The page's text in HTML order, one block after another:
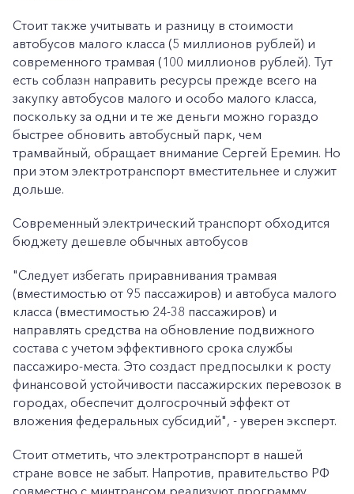
Стоит также учитывать и разницу в стоимости
автобусов малого класса (5 миллионов рублей) и
современного трамвая (100 миллионов рублей). Тут
есть соблазн направить ресурсы прежде всего на
закупку автобусов малого и особо малого класса,
поскольку за одни и те же деньги можно гораздо
быстрее обновить автобусный парк, чем
трамвайный, обращает внимание Сергей Еремин. Но
при этом электротранспорт вместительнее и служит
дольше.
Cовременный электрический транспорт обходится
бюджету дешевле обычных автобусов
"Следует избегать приравнивания трамвая
(вместимостью от 95 пассажиров) и автобуса малого
класса (вместимостью 24-38 пассажиров) и
направлять средства на обновление подвижного
состава с учетом эффективного срока службы
пассажиро-места. Это создаст предпосылки к росту
финансовой устойчивости пассажирских перевозок в
городах, обеспечит долгосрочный эффект от
вложения федеральных субсидий", - уверен эксперт.
Стоит отметить, что электротранспорт в нашей
стране вовсе не забыт. Напротив, правительство РФ
совместно с минтрансом реализуют программу